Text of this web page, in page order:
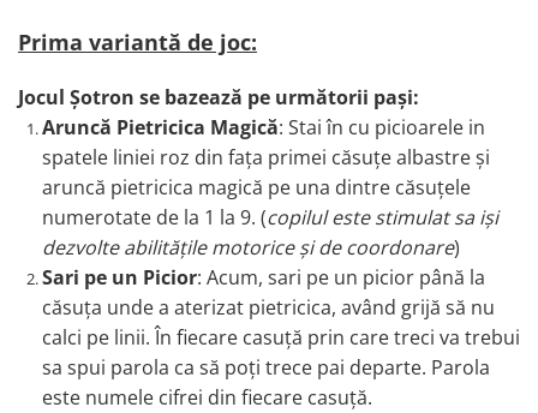
Prima variantă de joc:
Jocul Șotron se bazează pe următorii pași:
Aruncă Pietricica Magică: Stai în cu picioarele in
spatele liniei roz din fața primei căsuțe albastre și
aruncă pietricica magică pe una dintre căsuțele
numerotate de la 1 la 9. (copilul este stimulat sa iși
dezvolte abilitățile motorice și de coordonare)
Sari pe un Picior: Acum, sari pe un picior până la
căsuța unde a aterizat pietricica, având grijă să nu
calci pe linii. În fiecare casuță prin care treci va trebui
sa spui parola ca să poți trece pai departe. Parola
este numele cifrei din fiecare casuță.